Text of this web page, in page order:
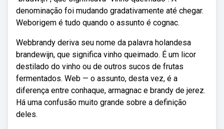
denominação foi mudando gradativamente até chegar.
Weborigem é tudo quando o assunto é cognac.
Webbrandy deriva seu nome da palavra holandesa
brandewijn, que significa vinho queimado. É um licor
destilado do vinho ou de outros sucos de frutas
fermentados. Web — o assunto, desta vez, é a
diferença entre conhaque, armagnac e brandy de jerez.
Há uma confusão muito grande sobre a definição
deles.